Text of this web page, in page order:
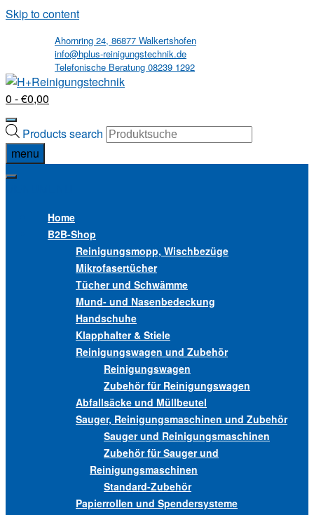
Skip to content
Ahornring 24, 86877 Walkertshofen
info@hplus-reinigungstechnik.de
Telefonische Beratung 08239 1292
0 - €0,00
Products search
menu
Home
B2B-Shop
Reinigungsmopp, Wischbezüge
Mikrofasertücher
Tücher und Schwämme
Mund- und Nasenbedeckung
Handschuhe
Klapphalter & Stiele
Reinigungswagen und Zubehör
Reinigungswagen
Zubehör für Reinigungswagen
Abfallsäcke und Müllbeutel
Sauger, Reinigungsmaschinen und Zubehör
Sauger und Reinigungsmaschinen
Zubehör für Sauger und
Reinigungsmaschinen
Standard-Zubehör
Papierrollen und Spendersysteme